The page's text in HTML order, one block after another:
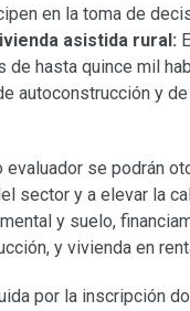
en la toma de
asistida rural:
de hasta quince mil
autoconstrucción y
evaluador se podrán
sector y a elevar la
y suelo,
y vivienda en
por la inscripción